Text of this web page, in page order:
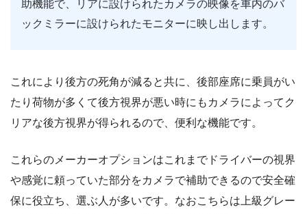
助機能で、リアに設けられたカメラの映像を車内のバ
ックミラーに設けられたモニターに映し出します。
これにより後方の死角が減ると共に、後部座席に乗員がい
たり荷物が多くて後方視界が悪い時にもカメラによってク
リアな後方視界が得られるので、便利な機能です。
これらのメーカーオプションはこれまでドライバーの視界
や感覚に頼っていた部分をカメラで補助できるので安全確
保に役立ち、選ぶ人が多いです。なおこちらは上級グレー